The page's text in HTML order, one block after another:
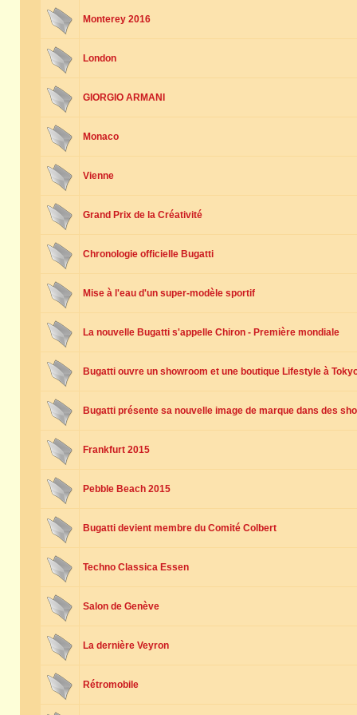
Monterey 2016
London
GIORGIO ARMANI
Monaco
Vienne
Grand Prix de la Créativité
Chronologie officielle Bugatti
Mise à l'eau d'un super-modèle sportif
La nouvelle Bugatti s'appelle Chiron - Première mondiale
Bugatti ouvre un showroom et une boutique Lifestyle à
Bugatti présente sa nouvelle image de marque dans des
Frankfurt 2015
Pebble Beach 2015
Bugatti devient membre du Comité Colbert
Techno Classica Essen
Salon de Genève
La dernière Veyron
Rétromobile